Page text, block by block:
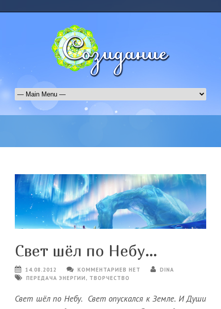
Свет шёл по Небу…
14.08.2012 КОММЕНТАРИЕВ НЕТ
DINA
ПЕРЕДАЧА ЭНЕРГИИ , ТВОРЧЕСТВО
Свет шёл по Небу. Свет опускался к Земле. И Души